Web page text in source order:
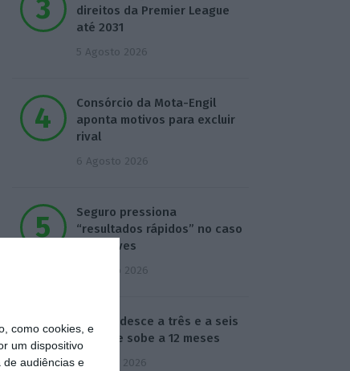
como cookies, e
um dispositivo
de audiências e
direitos da Premier League
até 2031
5 Agosto 2026
Consórcio da Mota-Engil
aponta motivos para excluir
rival
6 Agosto 2026
Seguro pressiona
“resultados rápidos” no caso
Luís Neves
6 Agosto 2026
Euribor desce a três e a seis
meses e sobe a 12 meses
7 Agosto 2026